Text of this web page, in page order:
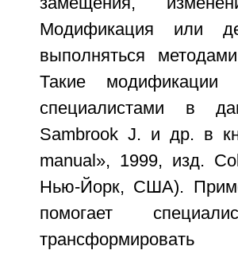
Модификация или
выполняться
Такие
специалистами в
Sambrook J. и др. в
manual», 1999, изд.
Нью-Йорк, США).
помогает